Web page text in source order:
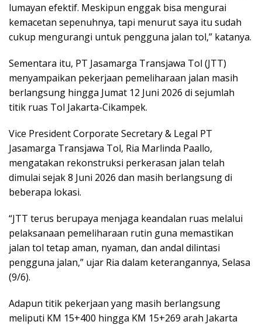
lumayan efektif. Meskipun enggak bisa mengurai
kemacetan sepenuhnya, tapi menurut saya itu sudah
cukup mengurangi untuk pengguna jalan tol,” katanya.
Sementara itu, PT Jasamarga Transjawa Tol (JTT)
menyampaikan pekerjaan pemeliharaan jalan masih
berlangsung hingga Jumat 12 Juni 2026 di sejumlah
titik ruas Tol Jakarta-Cikampek.
Vice President Corporate Secretary & Legal PT
Jasamarga Transjawa Tol, Ria Marlinda Paallo,
mengatakan rekonstruksi perkerasan jalan telah
dimulai sejak 8 Juni 2026 dan masih berlangsung di
beberapa lokasi.
“JTT terus berupaya menjaga keandalan ruas melalui
pelaksanaan pemeliharaan rutin guna memastikan
jalan tol tetap aman, nyaman, dan andal dilintasi
pengguna jalan,” ujar Ria dalam keterangannya, Selasa
(9/6).
Adapun titik pekerjaan yang masih berlangsung
meliputi KM 15+400 hingga KM 15+269 arah Jakarta